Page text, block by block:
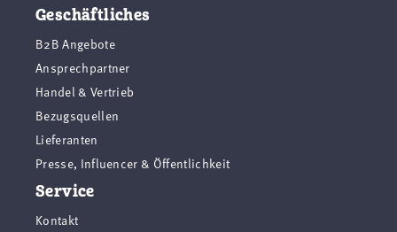
Geschäftliches
B2B Angebote
Ansprechpartner
Handel & Vertrieb
Bezugsquellen
Lieferanten
Presse, Influencer & Öffentlichkeit
Service
Kontakt